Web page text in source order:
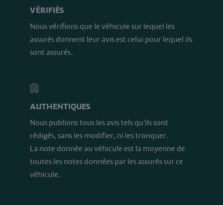
VÉRIFIÉS
Nous vérifions que le véhicule sur lequel les
assurés donnent leur avis est celui pour lequel ils
sont assurés.
AUTHENTIQUES
Nous publions tous les avis tels qu’ils sont
rédigés, sans les modifier, ni les tronquer.
La note donnée au véhicule est la moyenne de
toutes les notes données par les assurés sur ce
véhicule.